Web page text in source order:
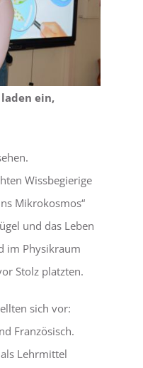
ein,
Wissbegierige
Mikrokosmos“
und das Leben
im Physikraum
Stolz platzten.
sich vor:
Französisch.
Lehrmittel